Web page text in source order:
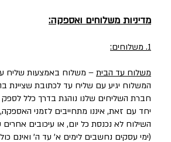
מדיניות משלוחים ואספקה:
1. משלוחים:
משלוח עד הבית – משלוח באמצעות שליח
המשלוח יגיע עם שליח עד לכתובת שציינת
חברת השליחים שלנו נוהגת בדרך כלל לספק את המשלוחים עד 3 ימי עסקים, וליישובים,
יחד עם זאת, איננו מתחייבים לזמני
השילוח לא נכנסת כל יום, או עיכובים
(ימי עסקים נחשבים לימים א' עד ה' ואינם